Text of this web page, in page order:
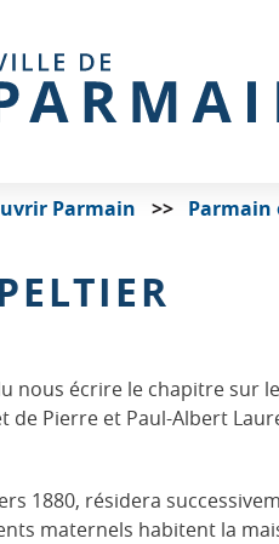
Parmain Parmain
nous écrire le chapitre sur
de Pierre et Paul-Albert
1880, résidera
maternels habitent la